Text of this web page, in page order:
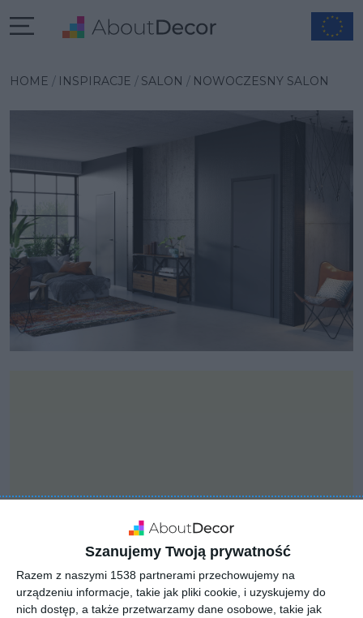
Szanujemy Twoją prywatność
Razem z naszymi 1538 partnerami przechowujemy na
urządzeniu informacje, takie jak pliki cookie, i uzyskujemy do
nich dostęp, a także przetwarzamy dane osobowe, takie jak
HOME INSPIRACJE SALON NOWOCZESNY SALON